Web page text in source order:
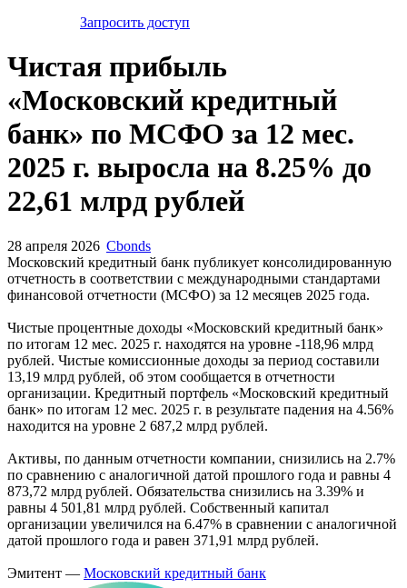
Запросить доступ
Чистая прибыль
«Московский кредитный
банк» по МСФО за 12 мес.
2025 г. выросла на 8.25% до
22,61 млрд рублей
28 апреля 2026 Cbonds
Московский кредитный банк публикует консолидированную
отчетность в соответствии с международными стандартами
финансовой отчетности (МСФО) за 12 месяцев 2025 года.
Чистые процентные доходы «Московский кредитный банк»
по итогам 12 мес. 2025 г. находятся на уровне -118,96 млрд
рублей. Чистые комиссионные доходы за период составили
13,19 млрд рублей, об этом сообщается в отчетности
организации. Кредитный портфель «Московский кредитный
банк» по итогам 12 мес. 2025 г. в результате падения на 4.56%
находится на уровне 2 687,2 млрд рублей.
Активы, по данным отчетности компании, снизились на 2.7%
по сравнению с аналогичной датой прошлого года и равны 4
873,72 млрд рублей. Обязательства снизились на 3.39% и
равны 4 501,81 млрд рублей. Собственный капитал
организации увеличился на 6.47% в сравнении с аналогичной
датой прошлого года и равен 371,91 млрд рублей.
Эмитент — Московский кредитный банк